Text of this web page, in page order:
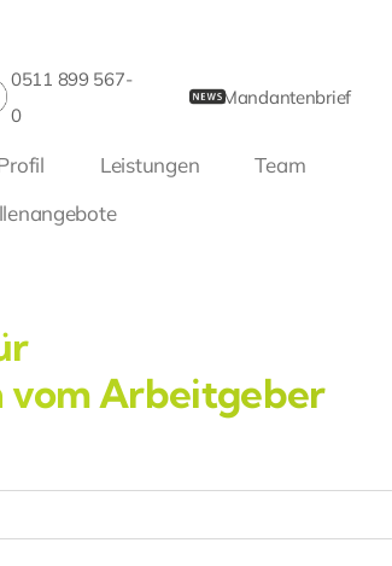
0511 899 567-
0
Mandantenbrief
Leistungen
Team
Arbeitgeber